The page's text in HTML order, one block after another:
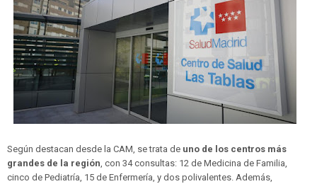
Según destacan desde la CAM, se trata de uno de los centros más
grandes de la región, con 34 consultas: 12 de Medicina de Familia,
cinco de Pediatría, 15 de Enfermería, y dos polivalentes. Además,